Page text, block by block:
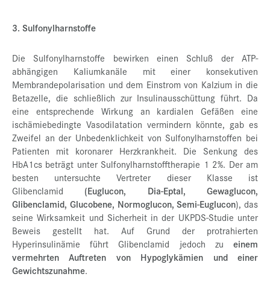
3. Sulfonylharnstoffe
Die Sulfonylharnstoffe bewirken einen Schluß der ATP-
abhängigen Kaliumkanäle mit einer konsekutiven
Membrandepolarisation und dem Einstrom von Kalzium in die
Betazelle, die schließlich zur Insulinausschüttung führt. Da
eine entsprechende Wirkung an kardialen Gefäßen eine
ischämiebedingte Vasodilatation vermindern könnte, gab es
Zweifel an der Unbedenklichkeit von Sulfonylharnstoffen bei
Patienten mit koronarer Herzkrankheit. Die Senkung des
HbA1cs beträgt unter Sulfonylharnstofftherapie 1 2%. Der am
besten untersuchte Vertreter dieser Klasse ist
Glibenclamid (Euglucon, Dia-Eptal, Gewaglucon,
Glibenclamid, Glucobene, Normoglucon, Semi-Euglucon), das
seine Wirksamkeit und Sicherheit in der UKPDS-Studie unter
Beweis gestellt hat. Auf Grund der protrahierten
Hyperinsulinämie führt Glibenclamid jedoch zu einem
vermehrten Auftreten von Hypoglykämien und einer
Gewichtszunahme.